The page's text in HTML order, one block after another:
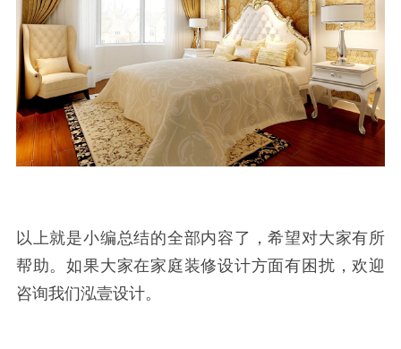
以上就是小编总结的全部内容了，希望对大家有所
帮助。如果大家在家庭装修设计方面有困扰，欢迎
咨询我们泓壹设计。